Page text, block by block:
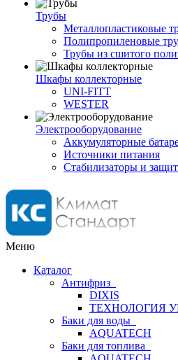
Трубы
Металлопластиковые
Полипропиленовые
Трубы из сшитого
Шкафы коллекторные
UNI-FITT
WESTER
Электрооборудование
Аккумуляторные
Источники питания
Стабилизаторы и
Меню
Каталог
Антифриз
DIXIS
ТЕХНОЛОГИЯ
Баки для воды
AQUATECH
Баки для топлива